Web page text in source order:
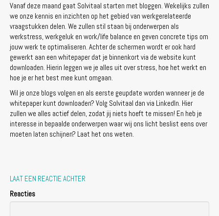
Vanaf deze maand gaat Solvitaal starten met bloggen. Wekelijks zullen
we onze kennis en inzichten op het gebied van werkgerelateerde
vraagstukken delen. We zullen stil staan bij onderwerpen als
werkstress, werkgeluk en work/life balance en geven concrete tips om
jouw werk te optimaliseren. Achter de schermen wordt er ook hard
gewerkt aan een whitepaper dat je binnenkort via de website kunt
downloaden. Hierin leggen we je alles uit over stress, hoe het werkt en
hoe je er het best mee kunt omgaan.
Wil je onze blogs volgen en als eerste geupdate worden wanneer je de
whitepaper kunt downloaden? Volg Solvitaal dan via LinkedIn. Hier
zullen we alles actief delen, zodat jij niets hoeft te missen! En heb je
interesse in bepaalde onderwerpen waar wij ons licht beslist eens over
moeten laten schijnen? Laat het ons weten.
LAAT EEN REACTIE ACHTER
Reacties